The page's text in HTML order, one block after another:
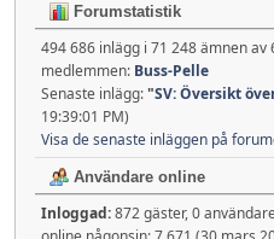
Forumstatistik
494 686 inlägg i 71 248 ämnen
medlemmen: Buss-Pelle
Senaste inlägg:"SV: Översikt
19:39:01 PM)
Visa de senaste inläggen på
Användare online
Inloggad:872 gäster, 0